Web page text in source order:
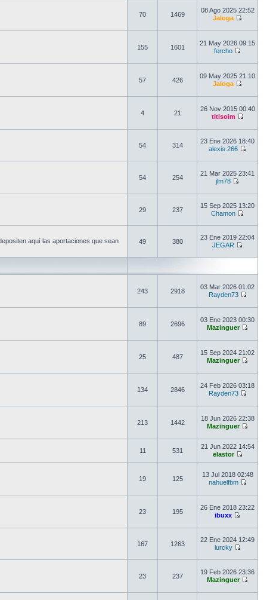
70 1469
08 Ago 2025 22:52
Jaloga
155 1601
21 May 2026 09:15
fercho
57 426
09 May 2025 21:10
Jaloga
4 21
26 Nov 2015 00:40
titisoim
54 314
23 Ene 2026 18:40
alexis.266
54 254
21 Mar 2025 23:41
jlm78
29 237
15 Sep 2025 13:20
Chamon
aquí las aportaciones que sean
49 380
23 Ene 2019 22:04
JEGAR
243 2918
03 Mar 2026 01:02
Rayden73
89 2696
03 Ene 2023 00:30
Mazinguer
25 487
15 Sep 2024 21:02
Mazinguer
134 2846
24 Feb 2026 03:18
Rayden73
213 1442
18 Jun 2026 22:38
Mazinguer
11 531
21 Jun 2022 14:54
elastor
19 125
13 Jul 2018 02:48
nahuelfbm
23 195
26 Ene 2018 23:22
ibuxx
167 1263
22 Ene 2024 12:49
lurcky
23 237
19 Feb 2026 23:36
Mazinguer